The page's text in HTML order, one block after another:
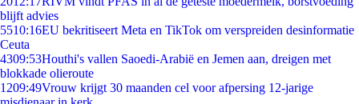
blijft advies
5510:16EU bekritiseert Meta en TikTok om verspreiden desinformatie
Ceuta
4309:53Houthi's vallen Saoedi-Arabië en Jemen aan, dreigen met
blokkade olieroute
1209:49Vrouw krijgt 30 maanden cel voor afpersing 12-jarige